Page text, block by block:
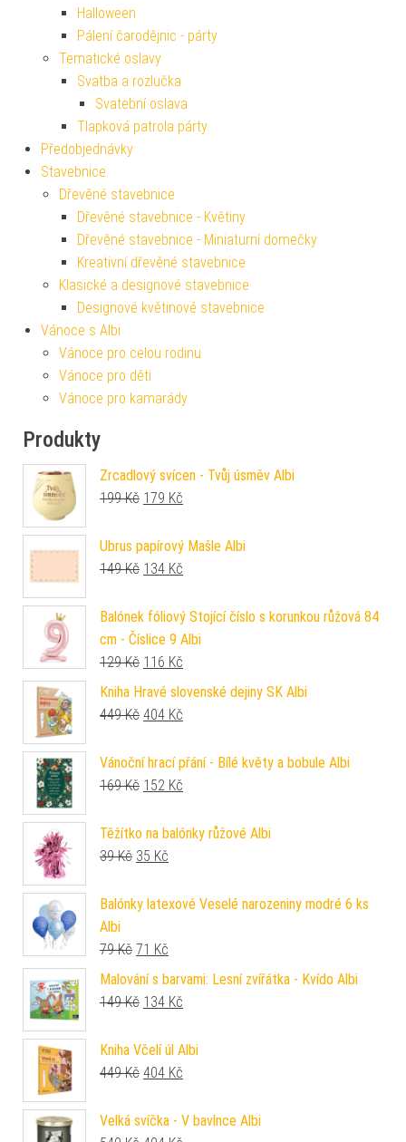
Halloween
Pálení čarodějnic - párty
Tematické oslavy
Svatba a rozlučka
Svatební oslava
Tlapková patrola párty
Předobjednávky
Stavebnice
Dřevěné stavebnice
Dřevěné stavebnice - Květiny
Dřevěné stavebnice - Miniaturní domečky
Kreativní dřevěné stavebnice
Klasické a designové stavebnice
Designové květinové stavebnice
Vánoce s Albi
Vánoce pro celou rodinu
Vánoce pro děti
Vánoce pro kamarády
Produkty
Zrcadlový svícen - Tvůj úsměv Albi
199Kč Původní cena byla: 199 Kč.
179 Kč
Ubrus papírový Mašle Albi
149Kč Původní cena byla: 149 Kč.
134 Kč
Balónek fóliový Stojící číslo s korunkou růžová 84
cm - Číslice 9 Albi
129Kč Původní cena byla: 129 Kč.
116 Kč
Kniha Hravé slovenské dejiny SK Albi
449Kč Původní cena byla: 449 Kč.
404 Kč
Vánoční hrací přání - Bílé květy a bobule Albi
169Kč Původní cena byla: 169 Kč.
152 Kč
Těžítko na balónky růžové Albi
39Kč Původní cena byla: 39 Kč.
35 Kč
Balónky latexové Veselé narozeniny modré 6 ks
Albi
79Kč Původní cena byla: 79 Kč.
71 Kč
Malování s barvami: Lesní zvířátka - Kvído Albi
149Kč Původní cena byla: 149 Kč.
134 Kč
Kniha Včelí úl Albi
449Kč Původní cena byla: 449 Kč.
404 Kč
Velká svíčka - V bavlnce Albi